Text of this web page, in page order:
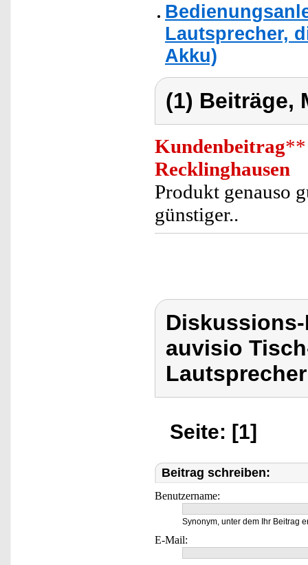
Lautsprecher,
Akku)
(1) Beiträge,
Kundenbeitrag**
Recklinghausen
Produkt genauso
günstiger..
auvisio
Seite: [1]
Beitrag schreiben:
Benutzername:
Synonym, unter dem Ihr Beitrag
E-Mail: